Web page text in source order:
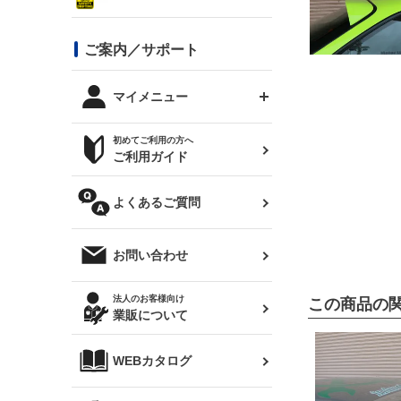
スタイリッシュライン
ボンネット
カナード
外装・補修パーツ
オリジンアーム(足回り)
レンズ
マフラー
リアウイング
リアゲート
メンテナンスパーツ
DTM:exclusive
まつど家 鉄八
JZX110 マークⅡ
ハイエース
レビン
トレノ
マークX
クラウン
クラウンマジェスタ
シルビア S14 前期
シルビア S15
180SX
ワンビア
RX-7
スバル
BRZ
レクサス
三菱
デリカ D:5
軽自動車
汎用
コンバットアイ用ライト
オプションタイヤ
サマータイヤ
ジムニー用タイヤ
ハイエース・バン用タイ
ホイールナット
ステッカー
トップス(半袖)
トップス(長袖)
パーカー
オーバーオール(つなぎ)
タオル
帽子
ご案内／サポート
マイメニュー
ログインする
お気に入りリスト
クーポンを見る
閲覧履歴
ニュースレターお申し込み
初めてご利用の方へ
ご利用ガイド
よくあるご質問
お問い合わせ
法人のお客様向け
業販について
WEBカタログ
この商品の